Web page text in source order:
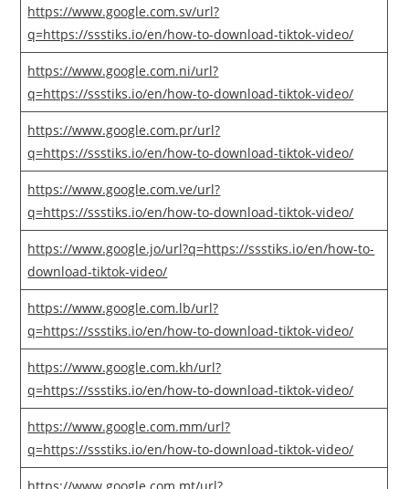
https://www.google.com.sv/url?
q=https://ssstiks.io/en/how-to-download-tiktok-video/
https://www.google.com.ni/url?
q=https://ssstiks.io/en/how-to-download-tiktok-video/
https://www.google.com.pr/url?
q=https://ssstiks.io/en/how-to-download-tiktok-video/
https://www.google.com.ve/url?
q=https://ssstiks.io/en/how-to-download-tiktok-video/
https://www.google.jo/url?q=https://ssstiks.io/en/how-to-
download-tiktok-video/
https://www.google.com.lb/url?
q=https://ssstiks.io/en/how-to-download-tiktok-video/
https://www.google.com.kh/url?
q=https://ssstiks.io/en/how-to-download-tiktok-video/
https://www.google.com.mm/url?
q=https://ssstiks.io/en/how-to-download-tiktok-video/